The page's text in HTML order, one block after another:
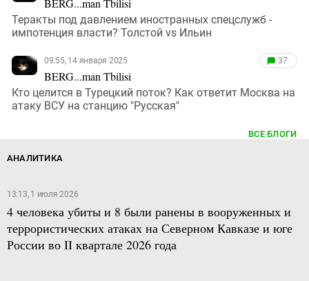
Теракты под давлением иностранных спецслужб -
импотенция власти? Толстой vs Ильин
09:55, 14 января 2025
BERG...man Tbilisi
37
Кто целится в Турецкий поток? Как ответит Москва на
атаку ВСУ на станцию "Русская"
ВСЕ БЛОГИ
АНАЛИТИКА
13:13, 1 июля 2026
4 человека убиты и 8 были ранены в вооруженных и
террористических атаках на Северном Кавказе и юге
России во II квартале 2026 года